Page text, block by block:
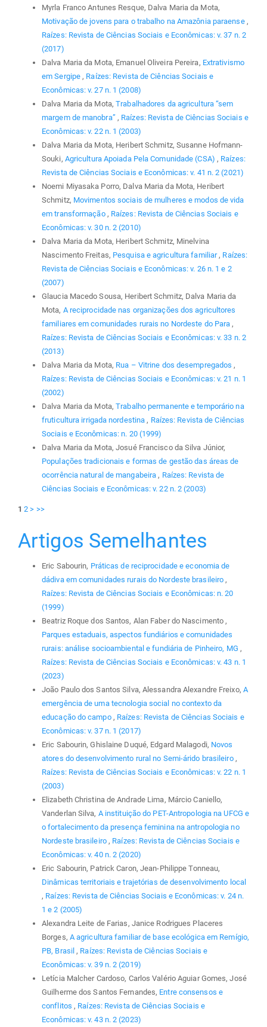
Myrla Franco Antunes Resque, Dalva Maria da Mota,
Motivação de jovens para o trabalho na Amazônia paraense ,
Raízes: Revista de Ciências Sociais e Econômicas: v. 37 n. 2
(2017)
Dalva Maria da Mota, Emanuel Oliveira Pereira, Extrativismo
em Sergipe , Raízes: Revista de Ciências Sociais e
Econômicas: v. 27 n. 1 (2008)
Dalva Maria da Mota,Trabalhadores da agricultura “sem
margem de manobra” , Raízes: Revista de Ciências Sociais e
Econômicas: v. 22 n. 1 (2003)
Dalva Maria da Mota, Heribert Schmitz, Susanne Hofmann-
Souki, Agricultura Apoiada Pela Comunidade (CSA) , Raízes:
Revista de Ciências Sociais e Econômicas: v. 41 n. 2 (2021)
Noemi Miyasaka Porro, Dalva Maria da Mota, Heribert
Schmitz, Movimentos sociais de mulheres e modos de vida
em transformação , Raízes: Revista de Ciências Sociais e
Econômicas: v. 30 n. 2 (2010)
Dalva Maria da Mota, Heribert Schmitz, Minelvina
Nascimento Freitas, Pesquisa e agricultura familiar , Raízes:
Revista de Ciências Sociais e Econômicas: v. 26 n. 1 e 2
(2007)
Glaucia Macedo Sousa, Heribert Schmitz, Dalva Maria da
Mota, A reciprocidade nas organizações dos agricultores
familiares em comunidades rurais no Nordeste do Para ,
Raízes: Revista de Ciências Sociais e Econômicas: v. 33 n. 2
(2013)
Dalva Maria da Mota, Rua – Vitrine dos desempregados ,
Raízes: Revista de Ciências Sociais e Econômicas: v. 21 n. 1
(2002)
Dalva Maria da Mota,Trabalho permanente e temporário na
fruticultura irrigada nordestina , Raízes: Revista de Ciências
Sociais e Econômicas: n. 20 (1999)
Dalva Maria da Mota, Josué Francisco da Silva Júnior,
Populações tradicionais e formas de gestão das áreas de
ocorrência natural de mangabeira , Raízes: Revista de
Ciências Sociais e Econômicas: v. 22 n. 2 (2003)
1 2 > >>
Artigos Semelhantes
Eric Sabourin, Práticas de reciprocidade e economia de
dádiva em comunidades rurais do Nordeste brasileiro ,
Raízes: Revista de Ciências Sociais e Econômicas: n. 20
(1999)
Beatriz Roque dos Santos, Alan Faber do Nascimento ,
Parques estaduais, aspectos fundiários e comunidades
rurais: análise socioambiental e fundiária de Pinheiro, MG ,
Raízes: Revista de Ciências Sociais e Econômicas: v. 43 n. 1
(2023)
João Paulo dos Santos Silva, Alessandra Alexandre Freixo, A
emergência de uma tecnologia social no contexto da
educação do campo , Raízes: Revista de Ciências Sociais e
Econômicas: v. 37 n. 1 (2017)
Eric Sabourin, Ghislaine Duqué, Edgard Malagodi, Novos
atores do desenvolvimento rural no Semi-árido brasileiro ,
Raízes: Revista de Ciências Sociais e Econômicas: v. 22 n. 1
(2003)
Elizabeth Christina de Andrade Lima, Márcio Caniello,
Vanderlan Silva, A instituição do PET-Antropologia na UFCG e
o fortalecimento da presença feminina na antropologia no
Nordeste brasileiro , Raízes: Revista de Ciências Sociais e
Econômicas: v. 40 n. 2 (2020)
Eric Sabourin, Patrick Caron, Jean-Philippe Tonneau,
Dinâmicas territoriais e trajetórias de desenvolvimento local
, Raízes: Revista de Ciências Sociais e Econômicas: v. 24 n.
1 e 2 (2005)
Alexandra Leite de Farias, Janice Rodrigues Placeres
Borges, A agricultura familiar de base ecológica em Remígio,
PB, Brasil , Raízes: Revista de Ciências Sociais e
Econômicas: v. 39 n. 2 (2019)
Letícia Malcher Cardoso, Carlos Valério Aguiar Gomes, José
Guilherme dos Santos Fernandes, Entre consensos e
conflitos , Raízes: Revista de Ciências Sociais e
Econômicas: v. 43 n. 2 (2023)